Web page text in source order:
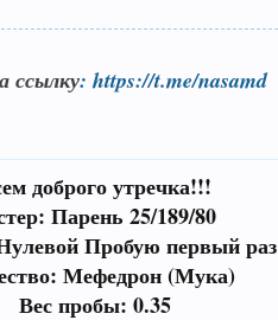
ссылку: https://t.me/nasamd
доброго утречка!!!
Парень 25/189/80
Пробую первый раз
Мефедрон (Мука)
Вес пробы: 0.35